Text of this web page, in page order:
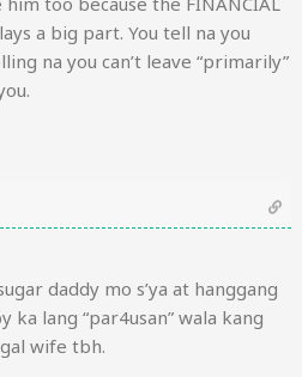
a big part. You tell na you
na you can’t leave “primarily”
daddy mo s’ya at hanggang
ka lang “par4usan” wala kang
wife tbh.